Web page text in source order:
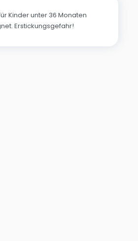
Kinder unter 36 Monaten
Erstickungsgefahr!